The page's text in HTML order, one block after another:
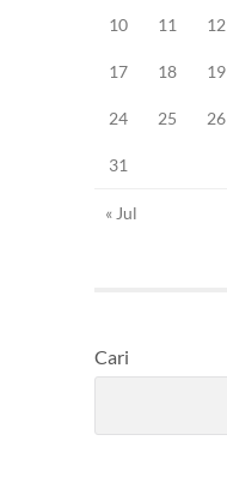
10 11 12
17 18 19
24 25 26
31
« Jul
Cari